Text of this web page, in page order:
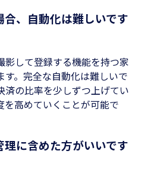
合、自動化は難しいです
影して登録する機能を持つ家
。完全な自動化は難しいで
済の比率を少しずつ上げてい
を高めていくことが可能で
理に含めた方がいいです